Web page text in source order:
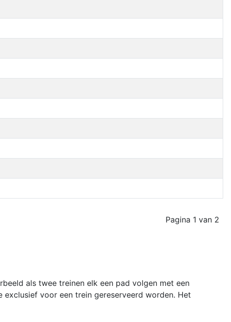
Pagina 1 van 2
als twee treinen elk een pad volgen met een
voor een trein gereserveerd worden. Het